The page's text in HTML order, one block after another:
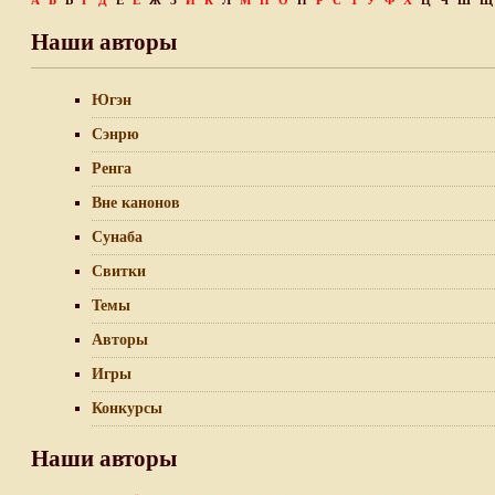
Наши авторы
Югэн
Сэнрю
Ренга
Вне канонов
Сунаба
Свитки
Темы
Авторы
Игры
Конкурсы
Наши авторы